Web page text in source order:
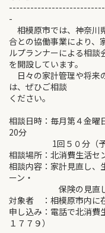
-
相模原市では、神奈川
合との協働事業により、
ルプランナーによる相談
を開設しています。
日々の家計管理や将来
は、ぜひご相談
ください。
相談日時：毎月第４金曜
20分
1回５０分（予約
相談場所：北消費生活セ
相談内容：家計見直し、
ーン・
保険の見直し(資産
対象者 ：相模原市内に
申し込み：電話で北消費
１７７９）